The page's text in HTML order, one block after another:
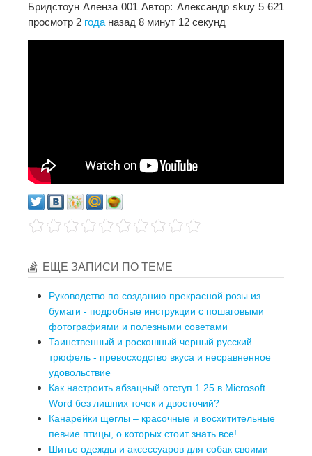
Бридстоун Аленза 001 Автор: Александр skuy 5 621
просмотр 2 года назад 8 минут 12 секунд
ЕЩЕ ЗАПИСИ ПО ТЕМЕ
Руководство по созданию прекрасной розы из
бумаги - подробные инструкции с пошаговыми
фотографиями и полезными советами
Таинственный и роскошный черный русский
трюфель - превосходство вкуса и несравненное
удовольствие
Как настроить абзацный отступ 1.25 в Microsoft
Word без лишних точек и двоеточий?
Канарейки щеглы – красочные и восхитительные
певчие птицы, о которых стоит знать все!
Шитье одежды и аксессуаров для собак своими